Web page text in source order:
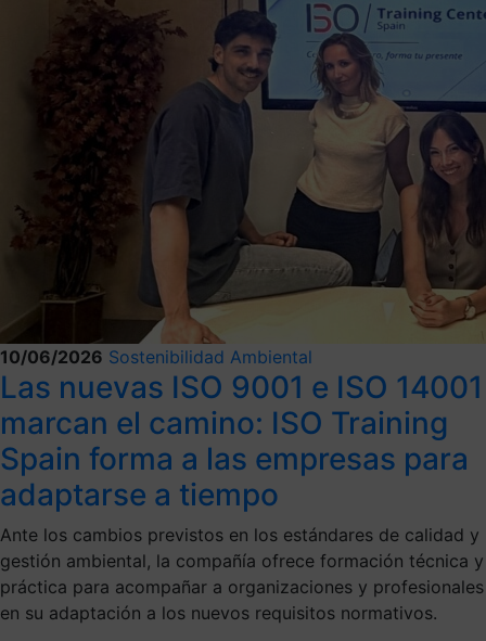
10/06/2026 Sostenibilidad Ambiental
Las nuevas ISO 9001 e ISO 14001
marcan el camino: ISO Training
Spain forma a las empresas para
adaptarse a tiempo
Ante los cambios previstos en los estándares de calidad y
gestión ambiental, la compañía ofrece formación técnica y
práctica para acompañar a organizaciones y profesionales
en su adaptación a los nuevos requisitos normativos.